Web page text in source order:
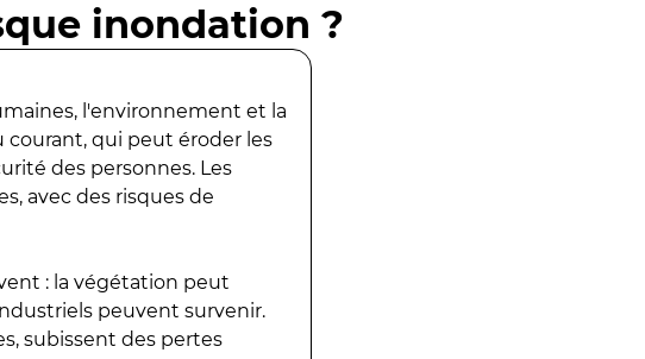
inondation ?
l'environnement et la
courant, qui peut éroder les
des personnes. Les
avec des risques de
: la végétation peut
peuvent survenir.
subissent des pertes